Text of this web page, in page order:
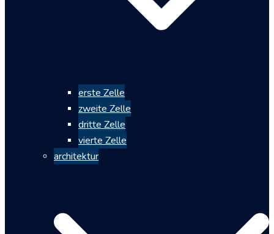
erste Zelle
zweite Zelle
dritte Zelle
vierte Zelle
architektur